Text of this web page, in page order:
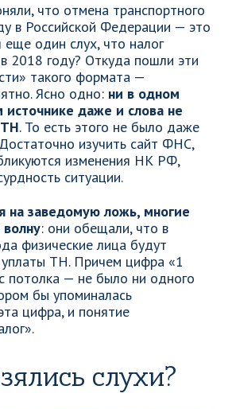
что отмена транспортного
в Российской Федерации — это
один слух, что налог
2018 году? Откуда пошли эти
такого формата —
Ясно одно: ни в одном
источнике даже и слова не
. То есть этого не было даже
изучить сайт ФНС,
изменения НК РФ,
ситуации.
на заведомую ложь, многие
: они обещали, что в
физические лица будут
ТН. Причем цифра «1
потолка — не было ни одного
бы упоминалась
цифра, и понятие
слухи?